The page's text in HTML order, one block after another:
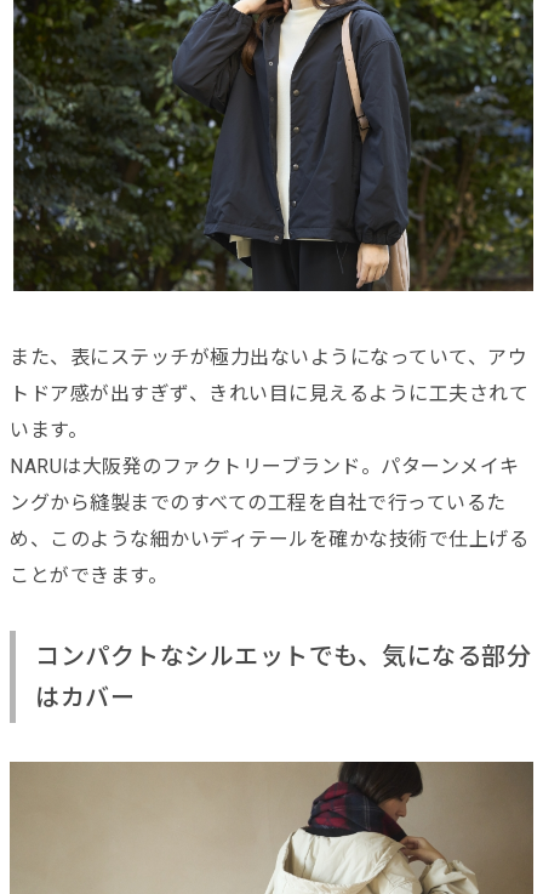
また、表にステッチが極力出ないようになっていて、アウ
トドア感が出すぎず、きれい目に見えるように工夫されて
います。
NARUは大阪発のファクトリーブランド。パターンメイキ
ングから縫製までのすべての工程を自社で行っているた
め、このような細かいディテールを確かな技術で仕上げる
ことができます。
コンパクトなシルエットでも、気になる部分
はカバー